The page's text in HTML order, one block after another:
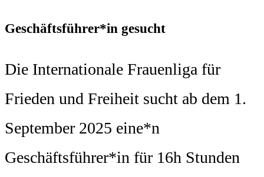
Geschäftsführer*in gesucht
Die Internationale Frauenliga für
Frieden und Freiheit sucht ab dem 1.
September 2025 eine*n
Geschäftsführer*in für 16h Stunden